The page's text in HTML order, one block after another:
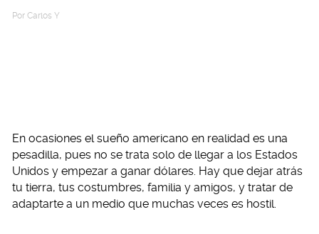
Por Carlos Y
En ocasiones el sueño americano en realidad es una
pesadilla, pues no se trata solo de llegar a los Estados
Unidos y empezar a ganar dólares. Hay que dejar atrás
tu tierra, tus costumbres, familia y amigos, y tratar de
adaptarte a un medio que muchas veces es hostil.